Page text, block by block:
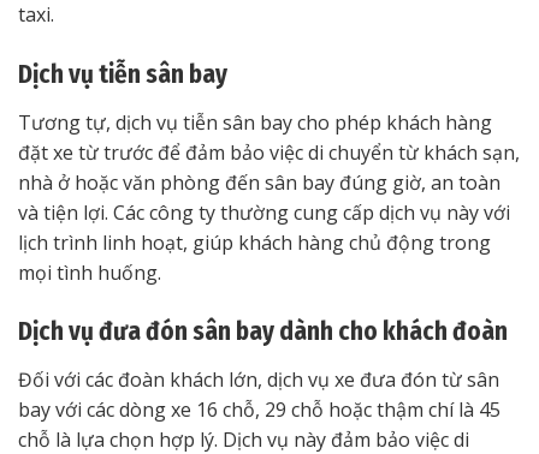
taxi.
Dịch vụ tiễn sân bay
Tương tự, dịch vụ tiễn sân bay cho phép khách hàng
đặt xe từ trước để đảm bảo việc di chuyển từ khách sạn,
nhà ở hoặc văn phòng đến sân bay đúng giờ, an toàn
và tiện lợi. Các công ty thường cung cấp dịch vụ này với
lịch trình linh hoạt, giúp khách hàng chủ động trong
mọi tình huống.
Dịch vụ đưa đón sân bay dành cho khách đoàn
Đối với các đoàn khách lớn, dịch vụ xe đưa đón từ sân
bay với các dòng xe 16 chỗ, 29 chỗ hoặc thậm chí là 45
chỗ là lựa chọn hợp lý. Dịch vụ này đảm bảo việc di